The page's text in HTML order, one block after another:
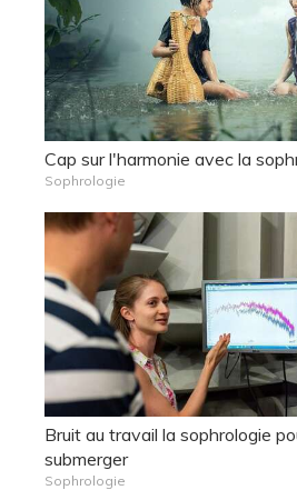
Cap sur l'harmonie avec la
Sophrologie
Bruit au travail la sophrologie
submerger
Sophrologie